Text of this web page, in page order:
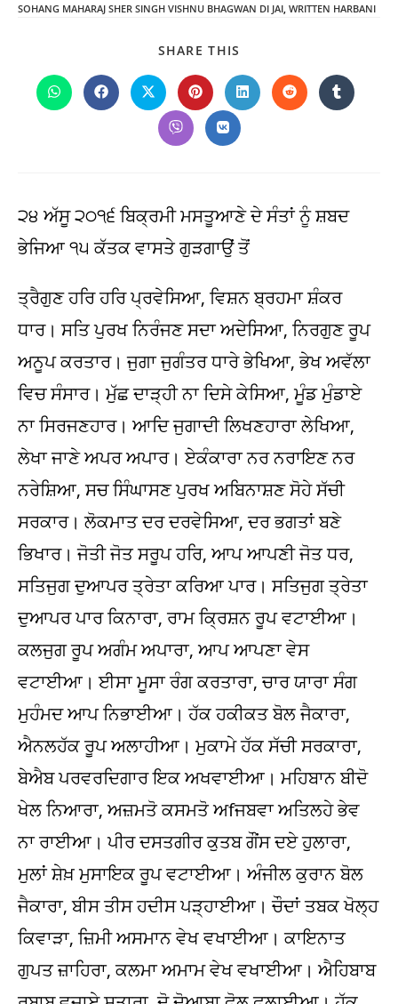
SOHANG MAHARAJ SHER SINGH VISHNU BHAGWAN DI JAI, WRITTEN HARBANI
SHARE THIS
CONTENT
Opens
in
Opens
in
Opens
in
new
window
Opens
in
new
window
Opens
in
Opens
in
Opens
in
Opens
in
Opens
in
੨੪ ਅੱਸੂ ੨੦੧੬ ਬਿਕ੍ਰਮੀ ਮਸਤੂਆਣੇ ਦੇ ਸੰਤਾਂ ਨੂੰ ਸ਼ਬਦ
ਭੇਜਿਆ ੧੫ ਕੱਤਕ ਵਾਸਤੇ ਗੁੜਗਾਉਂ ਤੋਂ
ਤ੍ਰੈਗੁਣ ਹਰਿ ਹਰਿ ਪ੍ਰਵੇਸਿਆ, ਵਿਸ਼ਨ ਬ੍ਰਹਮਾ ਸ਼ੰਕਰ
ਧਾਰ। ਸਤਿ ਪੁਰਖ ਨਿਰੰਜਣ ਸਦਾ ਅਦੇਸਿਆ, ਨਿਰਗੁਣ ਰੂਪ
ਅਨੂਪ ਕਰਤਾਰ। ਜੁਗਾ ਜੁਗੰਤਰ ਧਾਰੇ ਭੇਖਿਆ, ਭੇਖ ਅਵੱਲਾ
ਵਿਚ ਸੰਸਾਰ। ਮੁੱਛ ਦਾੜ੍ਹੀ ਨਾ ਦਿਸੇ ਕੇਸਿਆ, ਮੂੰਡ ਮੁੰਡਾਏ
ਨਾ ਸਿਰਜਣਹਾਰ। ਆਦਿ ਜੁਗਾਦੀ ਲਿਖਣਹਾਰਾ ਲੇਖਿਆ,
ਲੇਖਾ ਜਾਣੇ ਅਪਰ ਅਪਾਰ। ਏਕੰਕਾਰਾ ਨਰ ਨਰਾਇਣ ਨਰ
ਨਰੇਸ਼ਿਆ, ਸਚ ਸਿੰਘਾਸਣ ਪੁਰਖ ਅਬਿਨਾਸ਼ਣ ਸੋਹੇ ਸੱਚੀ
ਸਰਕਾਰ। ਲੋਕਮਾਤ ਦਰ ਦਰਵੇਸਿਆ, ਦਰ ਭਗਤਾਂ ਬਣੇ
ਭਿਖਾਰ। ਜੋਤੀ ਜੋਤ ਸਰੂਪ ਹਰਿ, ਆਪ ਆਪਣੀ ਜੋਤ ਧਰ,
ਸਤਿਜੁਗ ਦੁਆਪਰ ਤ੍ਰੇਤਾ ਕਰਿਆ ਪਾਰ। ਸਤਿਜੁਗ ਤ੍ਰੇਤਾ
ਦੁਆਪਰ ਪਾਰ ਕਿਨਾਰਾ, ਰਾਮ ਕ੍ਰਿਸ਼ਨ ਰੂਪ ਵਟਾਈਆ।
ਕਲਜੁਗ ਰੂਪ ਅਗੰਮ ਅਪਾਰਾ, ਆਪ ਆਪਣਾ ਵੇਸ
ਵਟਾਈਆ। ਈਸਾ ਮੂਸਾ ਰੰਗ ਕਰਤਾਰਾ, ਚਾਰ ਯਾਰਾ ਸੰਗ
ਮੁਹੰਮਦ ਆਪ ਨਿਭਾਈਆ। ਹੱਕ ਹਕੀਕਤ ਬੋਲ ਜੈਕਾਰਾ,
ਐਨਲਹੱਕ ਰੂਪ ਅਲਾਹੀਆ। ਮੁਕਾਮੇ ਹੱਕ ਸੱਚੀ ਸਰਕਾਰਾ,
ਬੇਐਬ ਪਰਵਰਦਿਗਾਰ ਇਕ ਅਖਵਾਈਆ। ਮਹਿਬਾਨ ਬੀਦੋ
ਖੇਲ ਨਿਆਰਾ, ਅਜ਼ਮਤੋ ਕਸਮਤੋ ਅfਜਬਵਾ ਅਤਿਲਹੇ ਭੇਵ
ਨਾ ਰਾਈਆ। ਪੀਰ ਦਸਤਗੀਰ ਕੁਤਬ ਗੌਂਸ ਦਏ ਹੁਲਾਰਾ,
ਮੁਲਾਂ ਸ਼ੇਖ਼ ਮੁਸਾਇਕ ਰੂਪ ਵਟਾਈਆ। ਅੰਜੀਲ ਕੁਰਾਨ ਬੋਲ
ਜੈਕਾਰਾ, ਬੀਸ ਤੀਸ ਹਦੀਸ ਪੜ੍ਹਾਈਆ। ਚੌਦਾਂ ਤਬਕ ਖੋਲ੍ਹ
ਕਿਵਾੜਾ, ਜ਼ਿਮੀ ਅਸਮਾਨ ਵੇਖ ਵਖਾਈਆ। ਕਾਇਨਾਤ
ਗੁਪਤ ਜ਼ਾਹਿਰਾ, ਕਲਮਾ ਅਮਾਮ ਵੇਖ ਵਖਾਈਆ। ਐਹਿਬਾਬ